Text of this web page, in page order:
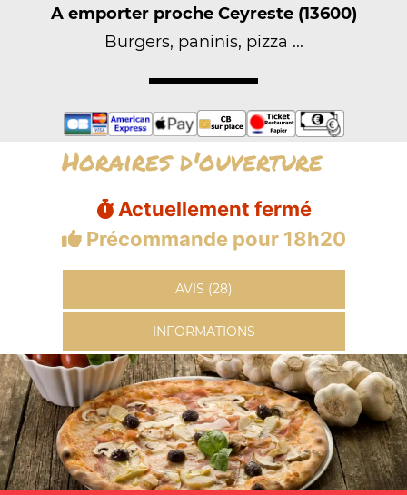
A emporter proche Ceyreste (13600)
Burgers, paninis, pizza ...
Horaires d'ouverture
Actuellement fermé
Précommande pour 18h20
AVIS (28)
INFORMATIONS